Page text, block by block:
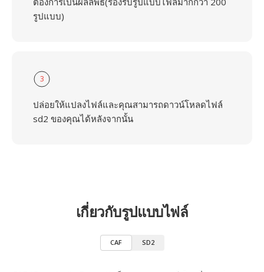
รูปแบบ)
3
ปล่อยให้แปลงไฟล์และคุณสามารถดาวน์โหลดไฟล์
sd2 ของคุณได้หลังจากนั้น
เกี่ยวกับรูปแบบไฟล์
CAF SD2